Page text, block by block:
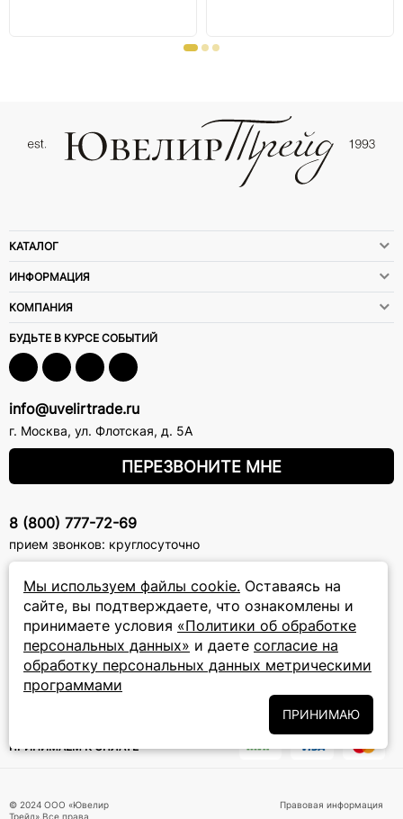
Мы используем файлы cookie. Оставаясь на
сайте, вы подтверждаете, что ознакомлены и
принимаете условия «Политики об обработке
персональных данных» и даете согласие на
обработку персональных данных метрическими
программами
ПРИНИМАЮ
КАТАЛОГ
ИНФОРМАЦИЯ
КОМПАНИЯ
БУДЬТЕ В КУРСЕ СОБЫТИЙ
info@uvelirtrade.ru
г. Москва, ул. Флотская, д. 5А
ПЕРЕЗВОНИТЕ МНЕ
8 (800) 777-72-69
прием звонков: круглосуточно
ПОДПИСКА НА РАССЫЛКУ
Подписаться на новости
Подписываясь на рассылку, вы соглашаетесь с условиямиПолитики
обработки персональных данных
обработку
ПРИНИМАЕМ К ОПЛАТЕ
© 2024 ООО «Ювелир
Трейд».Все права
Правовая информация